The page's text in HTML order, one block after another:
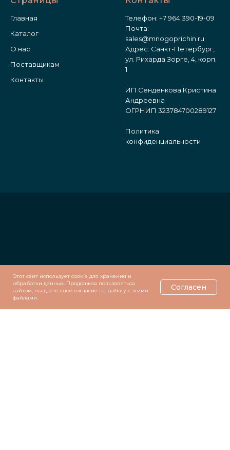
Главная
Каталог
О нас
Поставщикам
Контакты
Телефон: +7 964 390-19-09
Почта:
sales@mnogoprichin.ru
Адрес: Санкт-Петербург,
ул. Рихарда Зорге, 4, корп.
1
ИП Сенденкова Кристина
Андреевна
ОГРНИП 323784700289127
Политика
конфиденциальности
Этот сайт использует cookie для хранения и
обработки данных. Продолжая пользоваться
сайтом, вы даете свое согласие на работу с этими
файлами.
Согласен